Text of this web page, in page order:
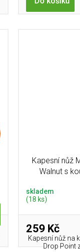
Kapesní nůž
Walnut s
skladem
(18 ks)
259 Kč
Kapesní nůž na
Drop Point